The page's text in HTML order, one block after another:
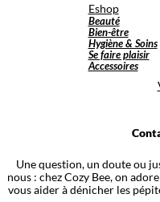
Eshop
Beauté
Bien-être
Hygiène & Soins
Se faire plaisir
Accessoires
Une question, un doute ou
nous : chez Cozy Bee, on
vous aider à dénicher les